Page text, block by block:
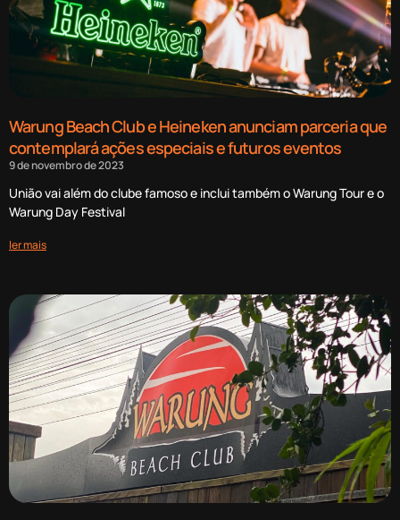
Warung Beach Club e Heineken anunciam parceria que
contemplará ações especiais e futuros eventos
9 de novembro de 2023
União vai além do clube famoso e inclui também o Warung Tour e o
Warung Day Festival
ler mais